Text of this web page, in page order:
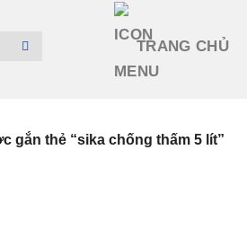
TRANG CHỦ
gắn thẻ “sika chống thấm 5 lít”